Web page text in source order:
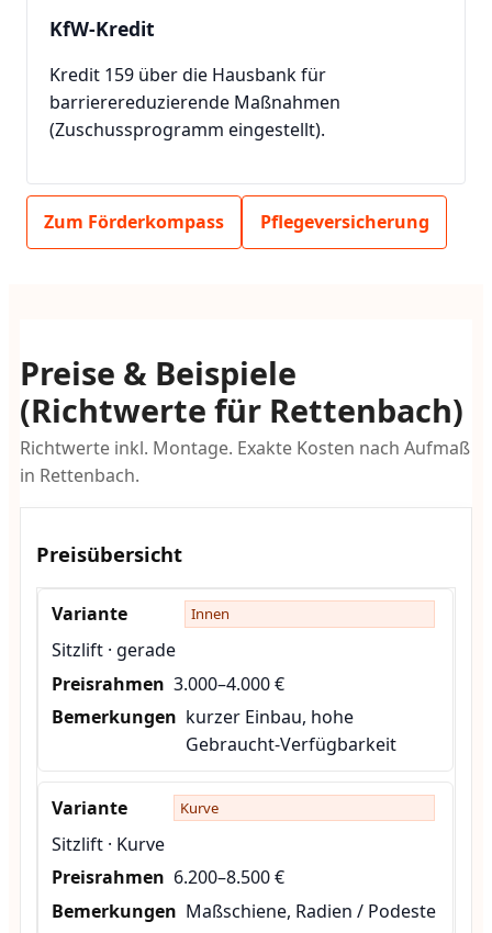
KfW-Kredit
Kredit 159 über die Hausbank für
barrierereduzierende Maßnahmen
(Zuschussprogramm eingestellt).
Zum Förderkompass Pflegeversicherung
Preise & Beispiele
(Richtwerte für Rettenbach)
Richtwerte inkl. Montage. Exakte Kosten nach Aufmaß
in Rettenbach.
Preisübersicht
Innen
Sitzlift · gerade
3.000–4.000 €
kurzer Einbau, hohe
Gebraucht-Verfügbarkeit
Kurve
Sitzlift · Kurve
6.200–8.500 €
Maßschiene, Radien / Podeste